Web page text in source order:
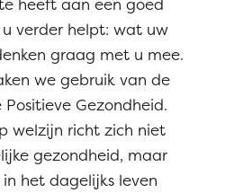
verder helpt: wat uw
graag met u mee.
we gebruik van de
Gezondheid.
welzijn richt zich niet
gezondheid, maar
het dagelijks leven